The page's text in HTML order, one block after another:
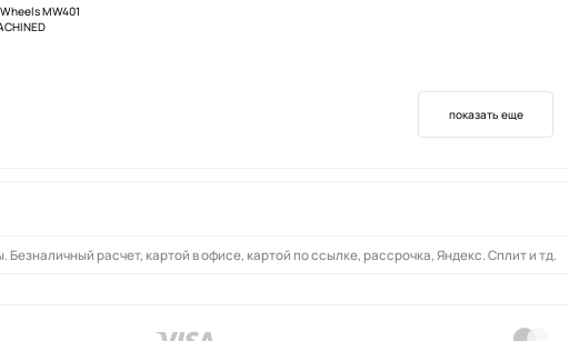
MW401
показать еще
расчет, картой в офисе, картой по ссылке, рассрочка, Яндекс. Сплит и тд.